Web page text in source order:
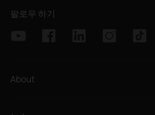
팔로우 하기
About